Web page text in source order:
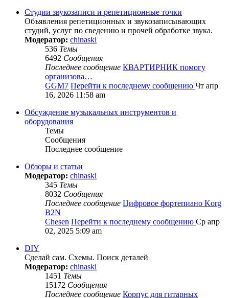
Студии звукозаписи и репетиционные точки
Объявления репетиционных и звукозаписывающих
студий, услуг по сведению и прочей обработке звука.
Модератор: chinaski
536 Темы
6492 Сообщения
Последнее сообщение КВАРТИРНИК помогу
организова…
GGM7 Перейти к последнему сообщению Чт апр
16, 2026 11:58 am
Обсуждение музыкальных инструментов и
оборудования
Темы
Сообщения
Последнее сообщение
Обзоры и статьи
Модератор: chinaski
345 Темы
8032 Сообщения
Последнее сообщение Цифровое фортепиано Korg
B2N
Chesen Перейти к последнему сообщению Ср апр
02, 2025 5:09 am
DIY
Сделай сам. Схемы. Поиск деталей
Модератор: chinaski
1451 Темы
15172 Сообщения
Последнее сообщение Корпус для гитарных